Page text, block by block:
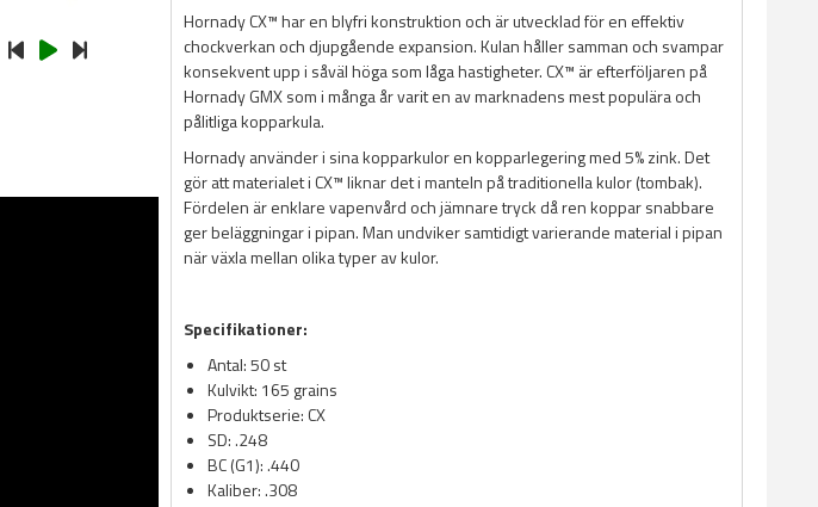
Hornady CX™ har en blyfri konstruktion och är utvecklad för en effektiv
chockverkan och djupgående expansion. Kulan håller samman och svampar
konsekvent upp i såväl höga som låga hastigheter. CX™ är efterföljaren på
Hornady GMX som i många år varit en av marknadens mest populära och
pålitliga kopparkula.
Hornady använder i sina kopparkulor en kopparlegering med 5% zink. Det
gör att materialet i CX™ liknar det i manteln på traditionella kulor (tombak).
Fördelen är enklare vapenvård och jämnare tryck då ren koppar snabbare
ger beläggningar i pipan. Man undviker samtidigt varierande material i pipan
när växla mellan olika typer av kulor.
Specifikationer:
Antal: 50 st
Kulvikt: 165 grains
Produktserie: CX
SD: .248
BC (G1): .440
Kaliber: .308